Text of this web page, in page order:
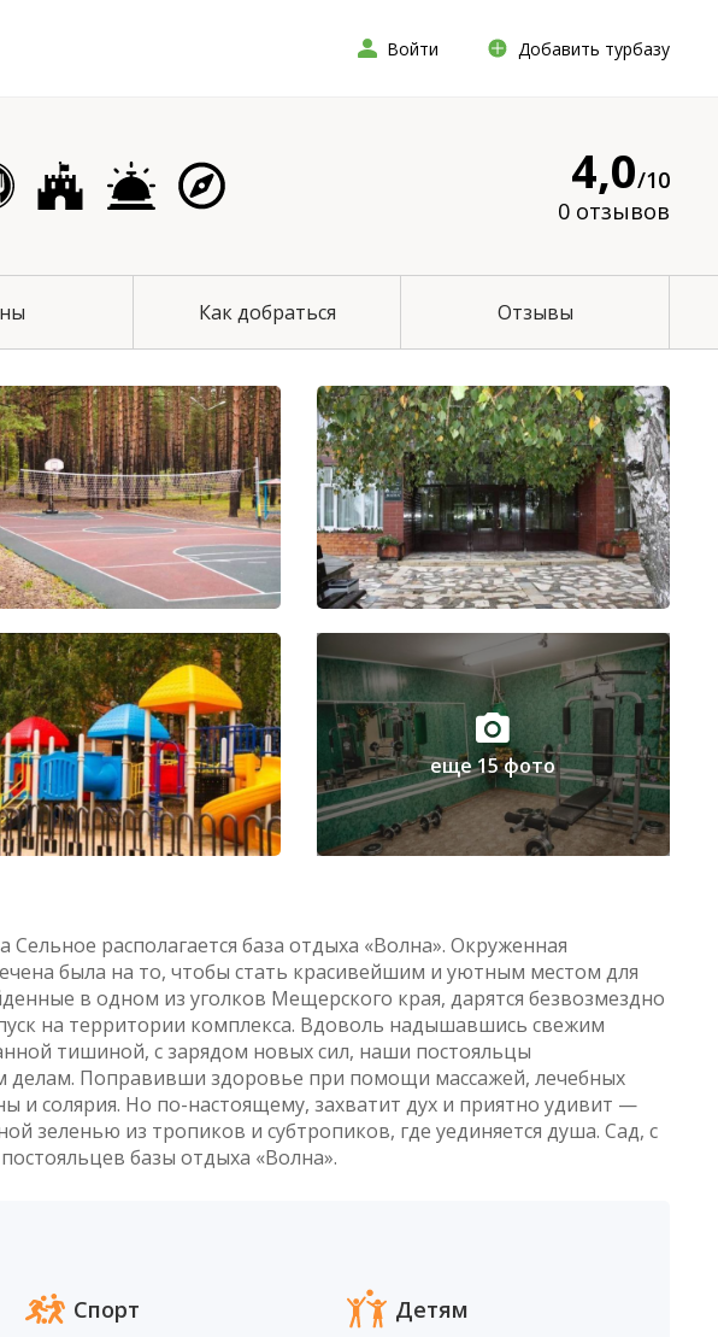
Войти Добавить турбазу
4,0/10
0 отзывов
Как добраться Отзывы
еще 15 фото
Сельное располагается база отдыха «Волна». Окруженная
была на то, чтобы стать красивейшим и уютным местом для
в одном из уголков Мещерского края, дарятся безвозмездно
на территории комплекса. Вдоволь надышавшись свежим
тишиной, с зарядом новых сил, наши постояльцы
Поправивши здоровье при помощи массажей, лечебных
и солярия. Но по-настоящему, захватит дух и приятно удивит —
зеленью из тропиков и субтропиков, где уединяется душа. Сад, с
базы отдыха «Волна».
Спорт Детям